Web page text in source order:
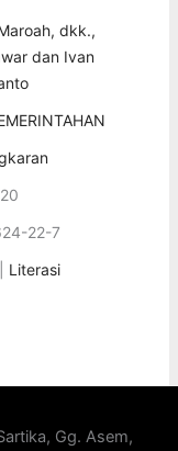
dkk.,
dan Ivan
22-7
Literasi
Gg. Asem,